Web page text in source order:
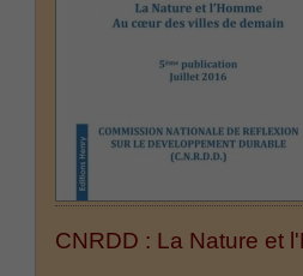
CNRDD : La Nature et